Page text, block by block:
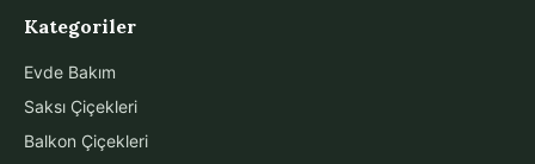
Kategoriler
Evde Bakım
Saksı Çiçekleri
Balkon Çiçekleri